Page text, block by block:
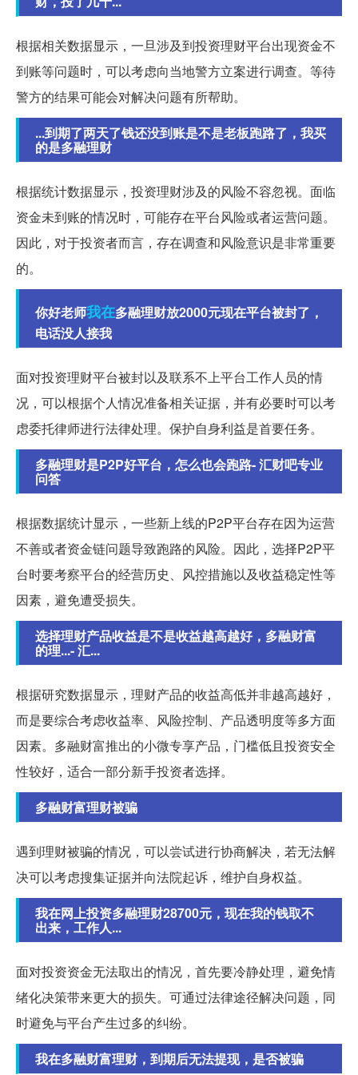
根据相关数据显示，一旦涉及到投资理财平台出现资金不
到账等问题时，可以考虑向当地警方立案进行调查。等待
警方的结果可能会对解决问题有所帮助。
...到期了两天了钱还没到账是不是老板跑路了，我买
的是多融理财
根据统计数据显示，投资理财涉及的风险不容忽视。面临
资金未到账的情况时，可能存在平台风险或者运营问题。
因此，对于投资者而言，存在调查和风险意识是非常重要
的。
你好老师我在多融理财放2000元现在平台被封了，
电话没人接我
面对投资理财平台被封以及联系不上平台工作人员的情
况，可以根据个人情况准备相关证据，并有必要时可以考
虑委托律师进行法律处理。保护自身利益是首要任务。
多融理财是P2P好平台，怎么也会跑路- 汇财吧专业
问答
根据数据统计显示，一些新上线的P2P平台存在因为运营
不善或者资金链问题导致跑路的风险。因此，选择P2P平
台时要考察平台的经营历史、风控措施以及收益稳定性等
因素，避免遭受损失。
选择理财产品收益是不是收益越高越好，多融财富
的理...- 汇...
根据研究数据显示，理财产品的收益高低并非越高越好，
而是要综合考虑收益率、风险控制、产品透明度等多方面
因素。多融财富推出的小微专享产品，门槛低且投资安全
性较好，适合一部分新手投资者选择。
多融财富理财被骗
遇到理财被骗的情况，可以尝试进行协商解决，若无法解
决可以考虑搜集证据并向法院起诉，维护自身权益。
我在网上投资多融理财28700元，现在我的钱取不
出来，工作人...
面对投资资金无法取出的情况，首先要冷静处理，避免情
绪化决策带来更大的损失。可通过法律途径解决问题，同
时避免与平台产生过多的纠纷。
我在多融财富理财，到期后无法提现，是否被骗